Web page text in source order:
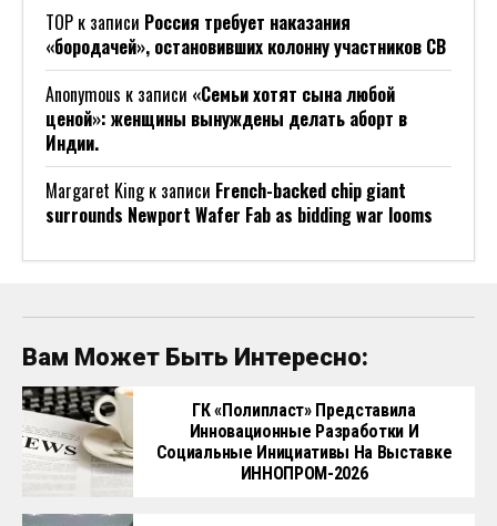
ТОР к записи Россия требует наказания
«бородачей», остановивших колонну участников СВ
Anonymous к записи «Семьи хотят сына любой
ценой»: женщины вынуждены делать аборт в
Индии.
Margaret Kingк записи French-backed chip giant
surrounds Newport Wafer Fab as bidding war looms
Вам Может Быть Интересно:
ГК «Полипласт» Представила
Инновационные Разработки И
Социальные Инициативы На Выставке
ИННОПРОМ-2026